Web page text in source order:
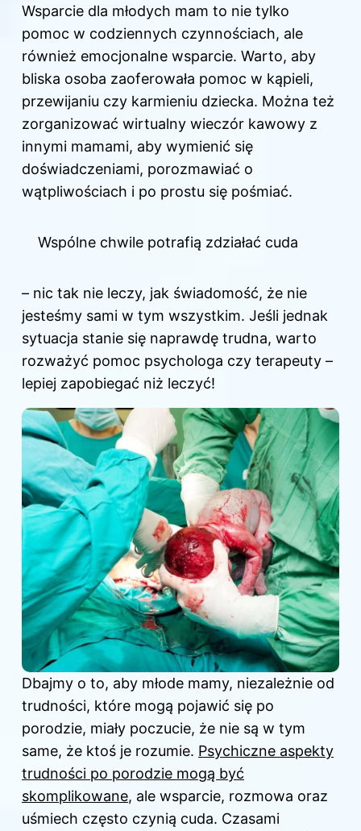
Wsparcie dla młodych mam to nie tylko
pomoc w codziennych czynnościach, ale
również emocjonalne wsparcie. Warto, aby
bliska osoba zaoferowała pomoc w kąpieli,
przewijaniu czy karmieniu dziecka. Można też
zorganizować wirtualny wieczór kawowy z
innymi mamami, aby wymienić się
doświadczeniami, porozmawiać o
wątpliwościach i po prostu się pośmiać.
Wspólne chwile potrafią zdziałać cuda
– nic tak nie leczy, jak świadomość, że nie
jesteśmy sami w tym wszystkim. Jeśli jednak
sytuacja stanie się naprawdę trudna, warto
rozważyć pomoc psychologa czy terapeuty –
lepiej zapobiegać niż leczyć!
Dbajmy o to, aby młode mamy, niezależnie od
trudności, które mogą pojawić się po
porodzie, miały poczucie, że nie są w tym
same, że ktoś je rozumie. Psychiczne aspekty
trudności po porodzie mogą być
skomplikowane, ale wsparcie, rozmowa oraz
uśmiech często czynią cuda. Czasami